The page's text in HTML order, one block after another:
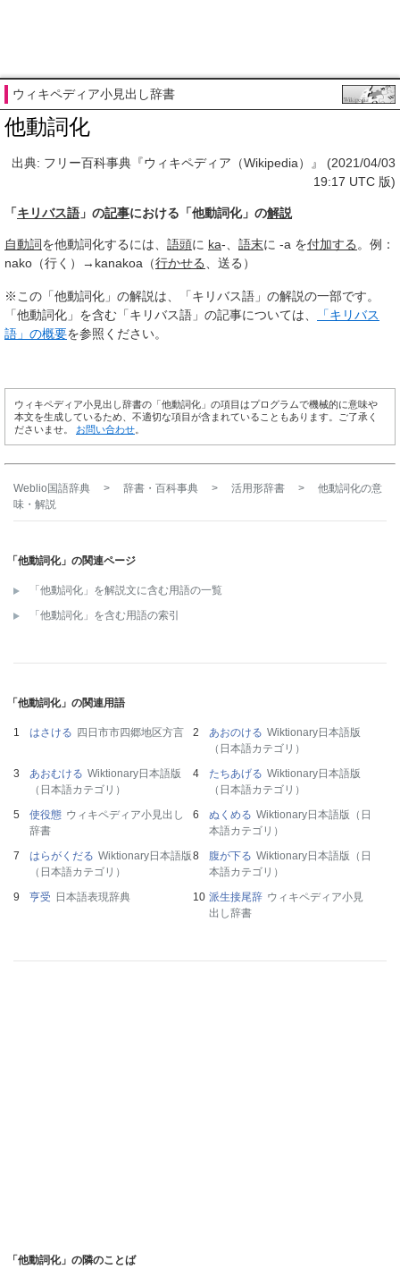
ウィキペディア小見出し辞書
他動詞化
出典: フリー百科事典『ウィキペディア（Wikipedia）』 (2021/04/03
19:17 UTC 版)
「キリバス語 」の記事における「他動詞化」の解説
自動詞を他動詞化するには、 語頭に ka-、 語末に -a を付加する 。例：
nako（行く）→kanakoa（行かせる 、送る）
※この「他動詞化」の解説は、「キリバス語」の解説の一部です。
「他動詞化」を含む「キリバス語」の記事については、
「キリバス
語」の概要を参照ください。
ウィキペディア小見出し辞書の「他動詞化」の項目はプログラムで機械的に意味や
本文を生成しているため、不適切な項目が含まれていることもあります。ご了承く
ださいませ。 お問い合わせ
Weblio国語辞典 > 辞書・百科事典 > 活用形辞書 > 他動詞化の意
味・解説
「他動詞化」の関連ページ
「他動詞化」を解説文に含む用語の一覧
「他動詞化」を含む用語の索引
「他動詞化」の関連用語
はさける 四日市市四郷地区方言 あおのける Wiktionary日本語版
（日本語カテゴリ）
あおむける Wiktionary日本語版
（日本語カテゴリ）
たちあげる Wiktionary日本語版
（日本語カテゴリ）
使役態 ウィキペディア小見出し
辞書
ぬくめる Wiktionary日本語版（日
本語カテゴリ）
はらがくだる Wiktionary日本語版
（日本語カテゴリ）
腹が下る Wiktionary日本語版（日
本語カテゴリ）
亨受 日本語表現辞典 派生接尾辞 ウィキペディア小見
出し辞書
「他動詞化」の隣のことば